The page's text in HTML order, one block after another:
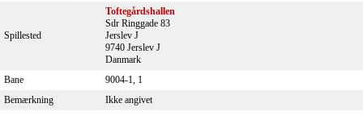
Spillested
Toftegårdshallen
Sdr Ringgade 83
Jerslev J
9740 Jerslev J
Danmark
Bane
9004-1, 1
Bemærkning
Ikke angivet